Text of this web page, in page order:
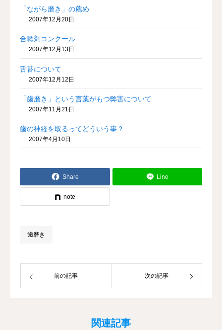
「ながら磨き」の薦め
2007年12月20日
合嗽剤コンクール
2007年12月13日
舌苔について
2007年12月12日
「歯磨き」という言葉がもつ弊害について
2007年11月21日
歯の神経を取るってどういう事？
2007年4月10日
Share Line
note
歯磨き
前の記事 次の記事
関連記事